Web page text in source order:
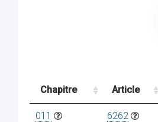
Chapitre Article
011 6262